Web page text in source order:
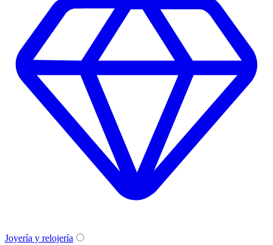
Joyería y relojería